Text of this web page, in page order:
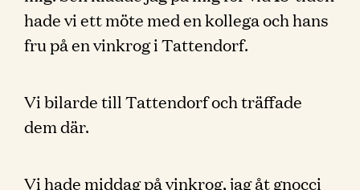
hade vi ett möte med en kollega och hans
fru på en vinkrog i Tattendorf.
Vi bilarde till Tattendorf och träffade
dem där.
Vi hade middag på vinkrog, jag åt gnocci